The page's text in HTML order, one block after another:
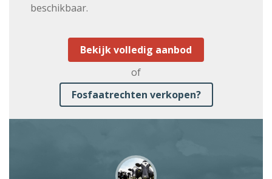
beschikbaar.
Bekijk volledig aanbod
of
Fosfaatrechten verkopen?